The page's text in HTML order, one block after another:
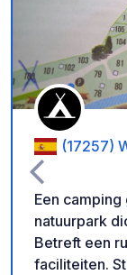
(17257)
Een
natuurpark
Betreft een
faciliteiten.